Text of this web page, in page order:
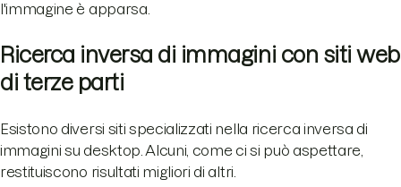
l'immagine è apparsa.
Ricerca inversa di immagini con siti web
di terze parti
Esistono diversi siti specializzati nella ricerca inversa di
immagini su desktop. Alcuni, come ci si può aspettare,
restituiscono risultati migliori di altri.